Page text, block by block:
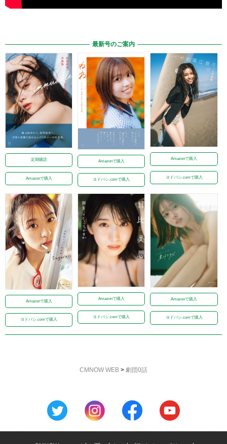
最新号のご案内
定期購読
Amazonで購入
Amazonで購入
ヨドバシ.comで購入
Amazonで購入
ヨドバシ.comで購入
Amazonで購入
ヨドバシ.comで購入
Amazonで購入
ヨドバシ.comで購入
Amazonで購入
ヨドバシ.comで購入
CMNOW WEB > 劇団0話